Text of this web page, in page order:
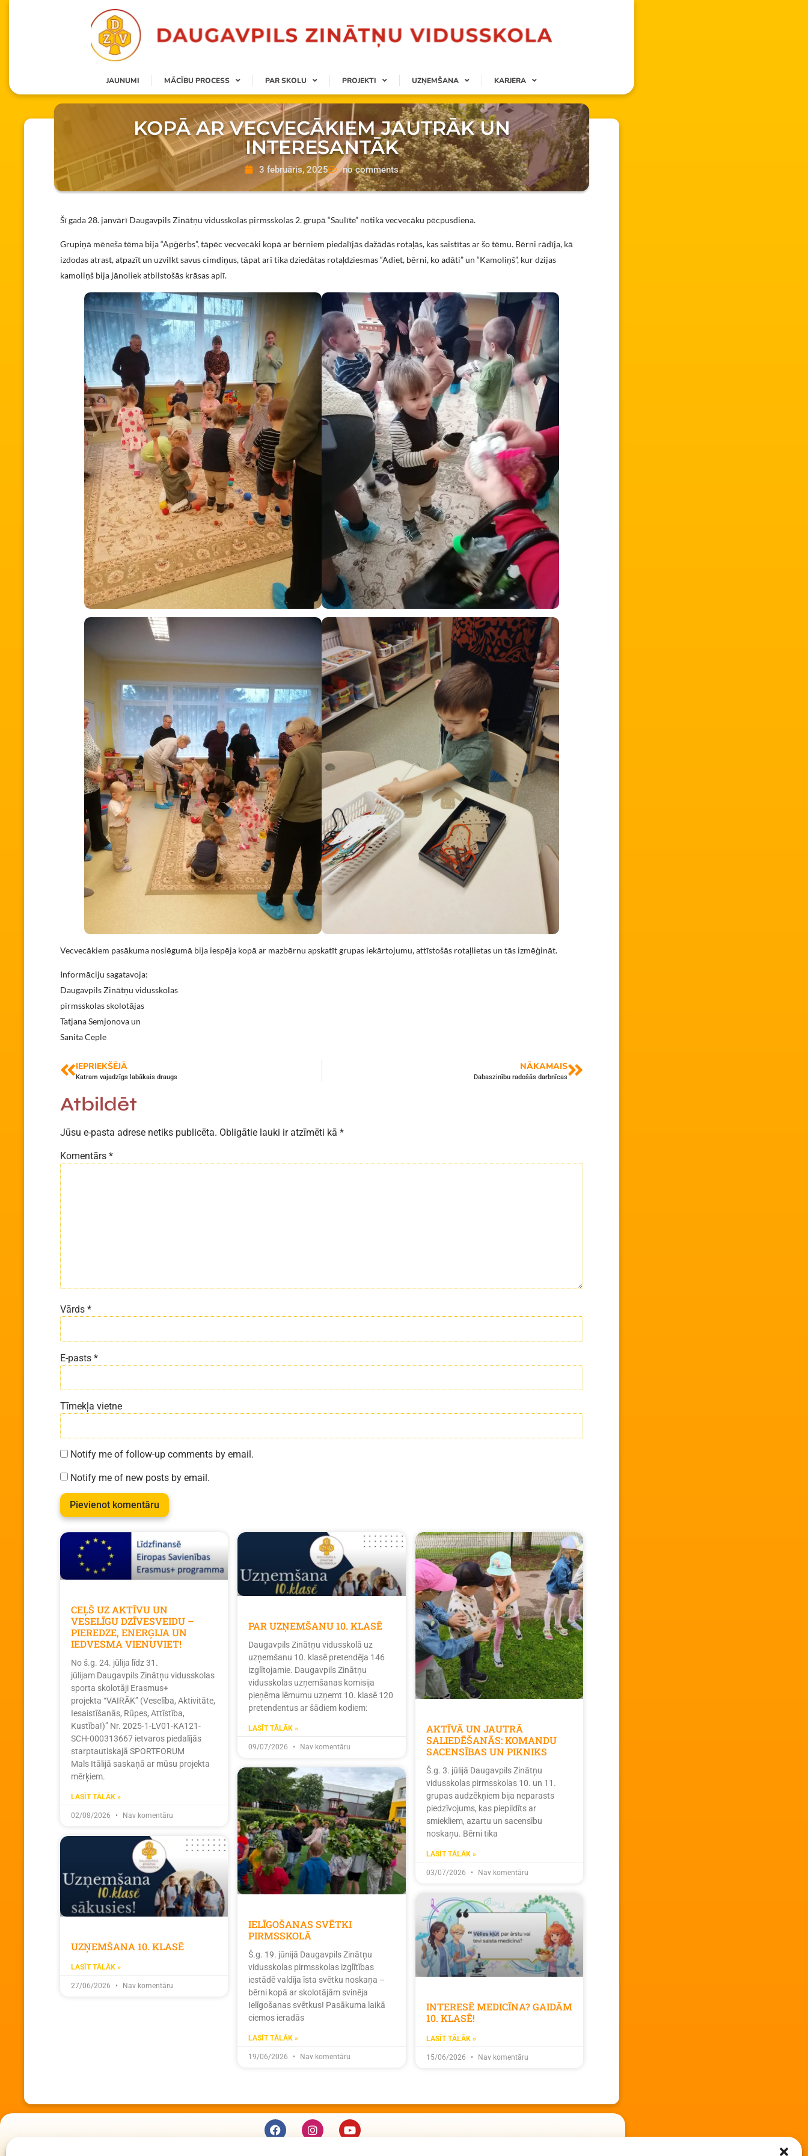
JAUNUMI MĀCĪBU PROCESS PAR SKOLU PROJEKTI UZŅEMŠANA KARJERA
KOPĀ AR VECVECĀKIEM JAUTRĀK UN
INTERESANTĀK
3 februāris, 2025 no comments
Šī gada 28. janvārī Daugavpils Zinātņu vidusskolas pirmsskolas 2. grupā “Saulīte” notika vecvecāku pēcpusdiena.
Grupiņā mēneša tēma bija “Apģērbs”, tāpēc vecvecāki kopā ar bērniem piedalījās dažādās rotaļās, kas saistītas ar šo tēmu. Bērni rādīja, kā
izdodas atrast, atpazīt un uzvilkt savus cimdiņus, tāpat arī tika dziedātas rotaļdziesmas “Adiet, bērni, ko adāti” un “Kamoliņš”, kur dzijas
kamoliņš bija jānoliek atbilstošās krāsas aplī.
Vecvecākiem pasākuma noslēgumā bija iespēja kopā ar mazbērnu apskatīt grupas iekārtojumu, attīstošās rotaļlietas un tās izmēģināt.
Informāciju sagatavoja:
Daugavpils Zinātņu vidusskolas
pirmsskolas skolotājas
Tatjana Semjonova un
Sanita Ceple
IEPRIEKŠĒJĀ
Katram vajadzīgs labākais draugs
NĀKAMAIS
Dabaszinību radošās darbnīcas
Atbildēt
Jūsu e-pasta adrese netiks publicēta. Obligātie lauki ir atzīmēti kā *
Komentārs *
Vārds *
E-pasts *
Tīmekļa vietne
Notify me of follow-up comments by email.
Notify me of new posts by email.
CEĻŠ UZ AKTĪVU UN
VESELĪGU DZĪVESVEIDU –
PIEREDZE, ENERĢIJA UN
IEDVESMA VIENUVIET!
No š.g. 24. jūlija līdz 31.
jūlijam Daugavpils Zinātņu vidusskolas
sporta skolotāji Erasmus+
projekta “VAIRĀK” (Veselība, Aktivitāte,
Iesaistīšanās, Rūpes, Attīstība,
Kustība!)” Nr. 2025-1-LV01-KA121-
SCH-000313667 ietvaros piedalījās
starptautiskajā SPORTFORUM
Mals Itālijā saskaņā ar mūsu projekta
mērķiem.
LASĪT TĀLĀK »
02/08/2026 Nav komentāru
PAR UZŅEMŠANU 10. KLASĒ
Daugavpils Zinātņu vidusskolā uz
uzņemšanu 10. klasē pretendēja 146
izglītojamie. Daugavpils Zinātņu
vidusskolas uzņemšanas komisija
pieņēma lēmumu uzņemt 10. klasē 120
pretendentus ar šādiem kodiem:
LASĪT TĀLĀK »
09/07/2026 Nav komentāru
AKTĪVĀ UN JAUTRĀ
SALIEDĒŠANĀS: KOMANDU
SACENSĪBAS UN PIKNIKS
Š.g. 3. jūlijā Daugavpils Zinātņu
vidusskolas pirmsskolas 10. un 11.
grupas audzēkņiem bija neparasts
piedzīvojums, kas piepildīts ar
smiekliem, azartu un sacensību
noskaņu. Bērni tika
LASĪT TĀLĀK »
03/07/2026 Nav komentāru
UZŅEMŠANA 10. KLASĒ
LASĪT TĀLĀK »
27/06/2026 Nav komentāru
IELĪGOŠANAS SVĒTKI
PIRMSSKOLĀ
Š.g. 19. jūnijā Daugavpils Zinātņu
vidusskolas pirmsskolas izglītības
iestādē valdīja īsta svētku noskaņa –
bērni kopā ar skolotājām svinēja
Ielīgošanas svētkus! Pasākuma laikā
ciemos ieradās
LASĪT TĀLĀK »
19/06/2026 Nav komentāru
INTERESĒ MEDICĪNA? GAIDĀM
10. KLASĒ!
LASĪT TĀLĀK »
15/06/2026 Nav komentāru